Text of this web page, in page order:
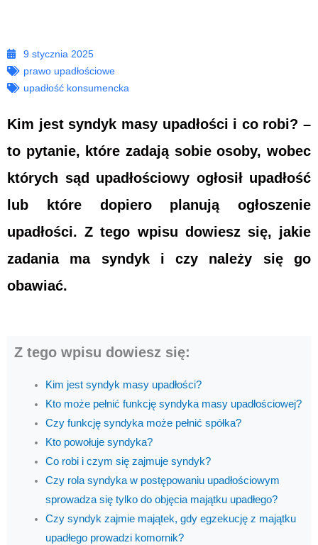
9 stycznia 2025
prawo upadłościowe
upadłość konsumencka
Kim jest syndyk masy upadłości i co robi? –
to pytanie, które zadają sobie osoby, wobec
których sąd upadłościowy ogłosił upadłość
lub które dopiero planują ogłoszenie
upadłości. Z tego wpisu dowiesz się, jakie
zadania ma syndyk i czy należy się go
obawiać.
Z tego wpisu dowiesz się:
Kim jest syndyk masy upadłości?
Kto może pełnić funkcję syndyka masy upadłościowej?
Czy funkcję syndyka może pełnić spółka?
Kto powołuje syndyka?
Co robi i czym się zajmuje syndyk?
Czy rola syndyka w postępowaniu upadłościowym
sprowadza się tylko do objęcia majątku upadłego?
Czy syndyk zajmie majątek, gdy egzekucję z majątku
upadłego prowadzi komornik?